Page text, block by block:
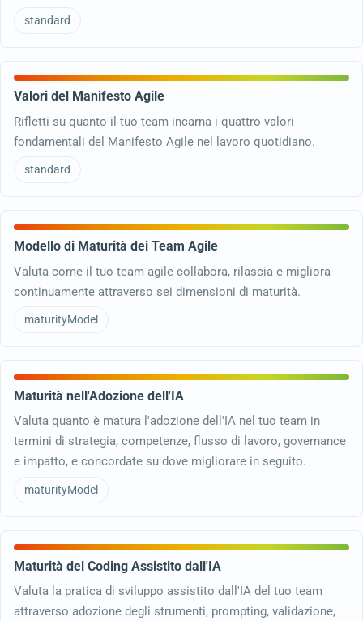
standard
Valori del Manifesto Agile
Rifletti su quanto il tuo team incarna i quattro valori
fondamentali del Manifesto Agile nel lavoro quotidiano.
standard
Modello di Maturità dei Team Agile
Valuta come il tuo team agile collabora, rilascia e migliora
continuamente attraverso sei dimensioni di maturità.
maturityModel
Maturità nell'Adozione dell'IA
Valuta quanto è matura l'adozione dell'IA nel tuo team in
termini di strategia, competenze, flusso di lavoro, governance
e impatto, e concordate su dove migliorare in seguito.
maturityModel
Maturità del Coding Assistito dall'IA
Valuta la pratica di sviluppo assistito dall'IA del tuo team
attraverso adozione degli strumenti, prompting, validazione,